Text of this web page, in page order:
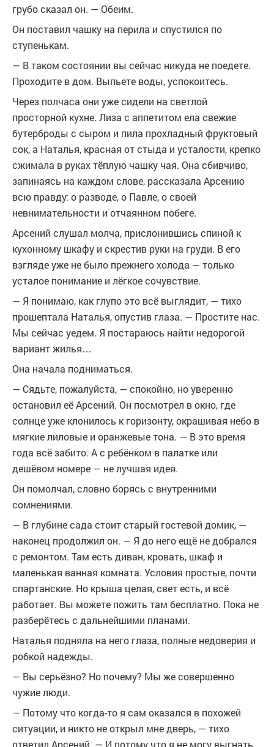
грубо сказал он. — Обеим.
Он поставил чашку на перила и спустился по
ступенькам.
— В таком состоянии вы сейчас никуда не поедете.
Проходите в дом. Выпьете воды, успокоитесь.
Через полчаса они уже сидели на светлой
просторной кухне. Лиза с аппетитом ела свежие
бутерброды с сыром и пила прохладный фруктовый
сок, а Наталья, красная от стыда и усталости, крепко
сжимала в руках тёплую чашку чая. Она сбивчиво,
запинаясь на каждом слове, рассказала Арсению
всю правду: о разводе, о Павле, о своей
невнимательности и отчаянном побеге.
Арсений слушал молча, прислонившись спиной к
кухонному шкафу и скрестив руки на груди. В его
взгляде уже не было прежнего холода — только
усталое понимание и лёгкое сочувствие.
— Я понимаю, как глупо это всё выглядит, — тихо
прошептала Наталья, опустив глаза. — Простите нас.
Мы сейчас уедем. Я постараюсь найти недорогой
вариант жилья…
Она начала подниматься.
— Сядьте, пожалуйста, — спокойно, но уверенно
остановил её Арсений. Он посмотрел в окно, где
солнце уже клонилось к горизонту, окрашивая небо в
мягкие лиловые и оранжевые тона. — В это время
года всё забито. А с ребёнком в палатке или
дешёвом номере — не лучшая идея.
Он помолчал, словно борясь с внутренними
сомнениями.
— В глубине сада стоит старый гостевой домик, —
наконец продолжил он. — Я до него ещё не добрался
с ремонтом. Там есть диван, кровать, шкаф и
маленькая ванная комната. Условия простые, почти
спартанские. Но крыша целая, свет есть, и всё
работает. Вы можете пожить там бесплатно. Пока не
разберётесь с дальнейшими планами.
Наталья подняла на него глаза, полные недоверия и
робкой надежды.
— Вы серьёзно? Но почему? Мы же совершенно
чужие люди.
— Потому что когда-то я сам оказался в похожей
ситуации, и никто не открыл мне дверь, — тихо
ответил Арсений. — И потому что я не могу выгнать